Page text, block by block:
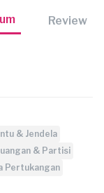
Review
& Jendela
& Partisi
Pertukangan